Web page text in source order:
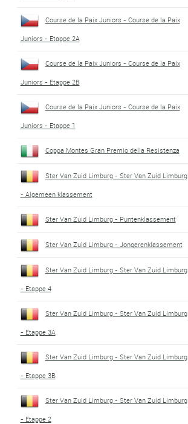
Course de la Paix Juniors - Course de la Paix
Juniors - Etappe 2A
Course de la Paix Juniors - Course de la Paix
Juniors - Etappe 2B
Course de la Paix Juniors - Course de la Paix
Juniors - Etappe 1
Coppa Montes Gran Premio della Resistenza
Ster Van Zuid Limburg - Ster Van Zuid Limburg
- Algemeen klassement
Ster Van Zuid Limburg - Puntenklassement
Ster Van Zuid Limburg - Jongerenklassement
Ster Van Zuid Limburg - Ster Van Zuid Limburg
- Etappe 4
Ster Van Zuid Limburg - Ster Van Zuid Limburg
- Etappe 3A
Ster Van Zuid Limburg - Ster Van Zuid Limburg
- Etappe 3B
Ster Van Zuid Limburg - Ster Van Zuid Limburg
- Etappe 2